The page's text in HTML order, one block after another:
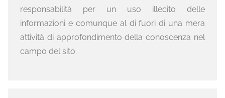
responsabilità per un uso illecito delle
informazioni e comunque al di fuori di una mera
attività di approfondimento della conoscenza nel
campo del sito.